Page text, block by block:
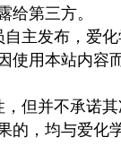
给第三方。
主发布，爱
使用本站内容
但并不承诺
的，均与爱化